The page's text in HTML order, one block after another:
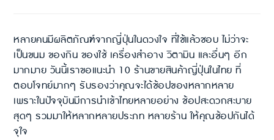
หลายคนมีผลิตภัณฑ์จากญี่ปุ่นในดวงใจ ที่ใช้แล้วชอบ ไม่ว่าจะ
เป็นขนม ของกิน ของใช้ เครื่องสำอาง วิตามิน และอื่นๆ อีก
มากมาย วันนี้เราขอแนะนำ 10 ร้านขายสินค้าญี่ปุ่นในไทย ที่
ตอบโจทย์มากๆ รับรองว่าคุณจะได้ช้อปของหลากหลาย
เพราะในปัจจุบันมีการนำเข้าไทยหลายอย่าง ช้อปสะดวกสะบาย
สุดๆ รวมมาให้หลากหลายประภท หลายร้าน ให้คุณช้อปกันได้
จุใจ